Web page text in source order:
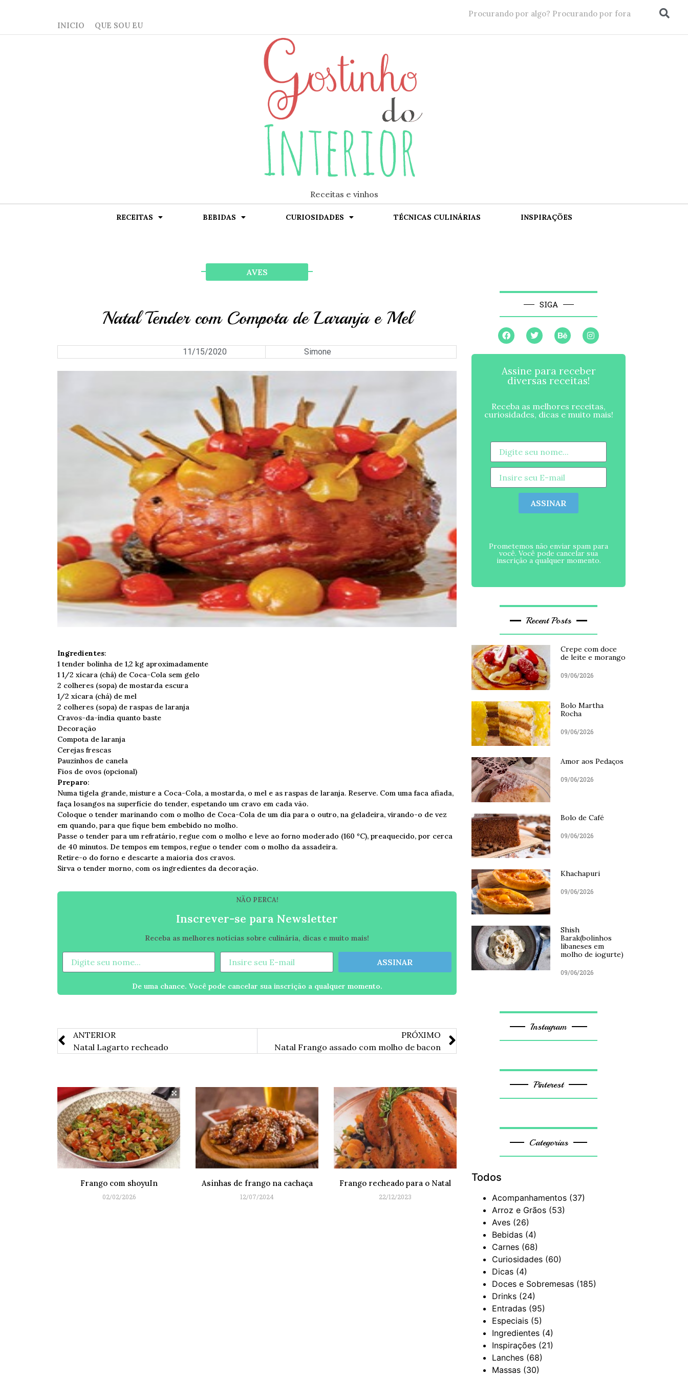
INICIO QUE SOU EU
Receitas e vinhos
RECEITAS BEBIDAS CURIOSIDADES TÉCNICAS CULINÁRIAS INSPIRAÇÕES
AVES
ok
Natal Tender com Compota de Laranja e Mel
11/15/2020 Simone
Ingredientes:
1 tender bolinha de 1,2 kg aproximadamente
1 1/2 xícara (chá) de Coca-Cola sem gelo
2 colheres (sopa) de mostarda escura
1/2 xícara (chá) de mel
2 colheres (sopa) de raspas de laranja
Cravos-da-índia quanto baste
Decoração
Compota de laranja
Cerejas frescas
Pauzinhos de canela
Fios de ovos (opcional)
Preparo:
Numa tigela grande, misture a Coca-Cola, a mostarda, o mel e as raspas de laranja. Reserve. Com uma faca afiada,
faça losangos na superfície do tender, espetando um cravo em cada vão.
Coloque o tender marinando com o molho de Coca-Cola de um dia para o outro, na geladeira, virando-o de vez
em quando, para que fique bem embebido no molho.
Passe o tender para um refratário, regue com o molho e leve ao forno moderado (160 ºC), preaquecido, por cerca
de 40 minutos. De tempos em tempos, regue o tender com o molho da assadeira.
Retire-o do forno e descarte a maioria dos cravos.
Sirva o tender morno, com os ingredientes da decoração.
NÃO PERCA!
Inscrever-se para Newsletter
Receba as melhores notícias sobre culinária, dicas e muito mais!
ASSINAR
De uma chance. Você pode cancelar sua inscrição a qualquer momento.
ANTERIOR
Natal Lagarto recheado
PRÓXIMO
Natal Frango assado com molho de bacon
Frango com shoyuIn
02/02/2026
Asinhas de frango na cachaça
12/07/2024
Frango recheado para o Natal
22/12/2023
SIGA
Assine para receber
diversas receitas!
Receba as melhores receitas,
curiosidades, dicas e muito mais!
ASSINAR
Prometemos não enviar spam para
você. Você pode cancelar sua
inscrição a qualquer momento.
Recent Posts
Crepe com doce
de leite e morango
09/06/2026
Bolo Martha
Rocha
09/06/2026
Amor aos Pedaços
09/06/2026
Bolo de Café
09/06/2026
Khachapuri
09/06/2026
Shish
Barak(bolinhos
libaneses em
molho de iogurte)
09/06/2026
Instagram
Pinterest
Categorias
Todos
Acompanhamentos (37)
Arroz e Grãos (53)
Aves (26)
Bebidas (4)
Carnes (68)
Curiosidades (60)
Dicas (4)
Doces e Sobremesas (185)
Drinks (24)
Entradas (95)
Especiais (5)
Ingredientes (4)
Inspirações (21)
Lanches (68)
Massas (30)